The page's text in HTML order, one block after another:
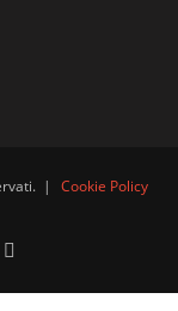
|
Cookie Policy